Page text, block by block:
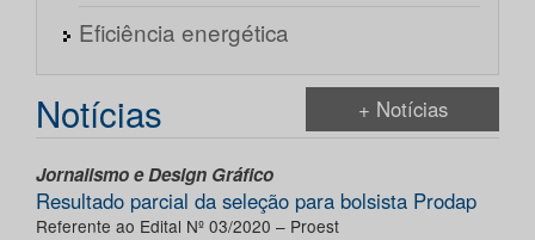
Eficiência energética
Notícias + Notícias
Jornalismo e Design Gráfico
Resultado parcial da seleção para bolsista Prodap
Referente ao Edital Nº 03/2020 – Proest